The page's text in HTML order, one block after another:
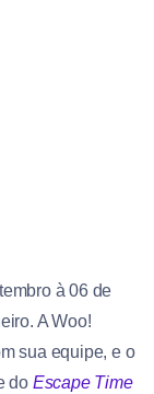
à 06 de
A Woo!
sua equipe, e o
do Escape Time